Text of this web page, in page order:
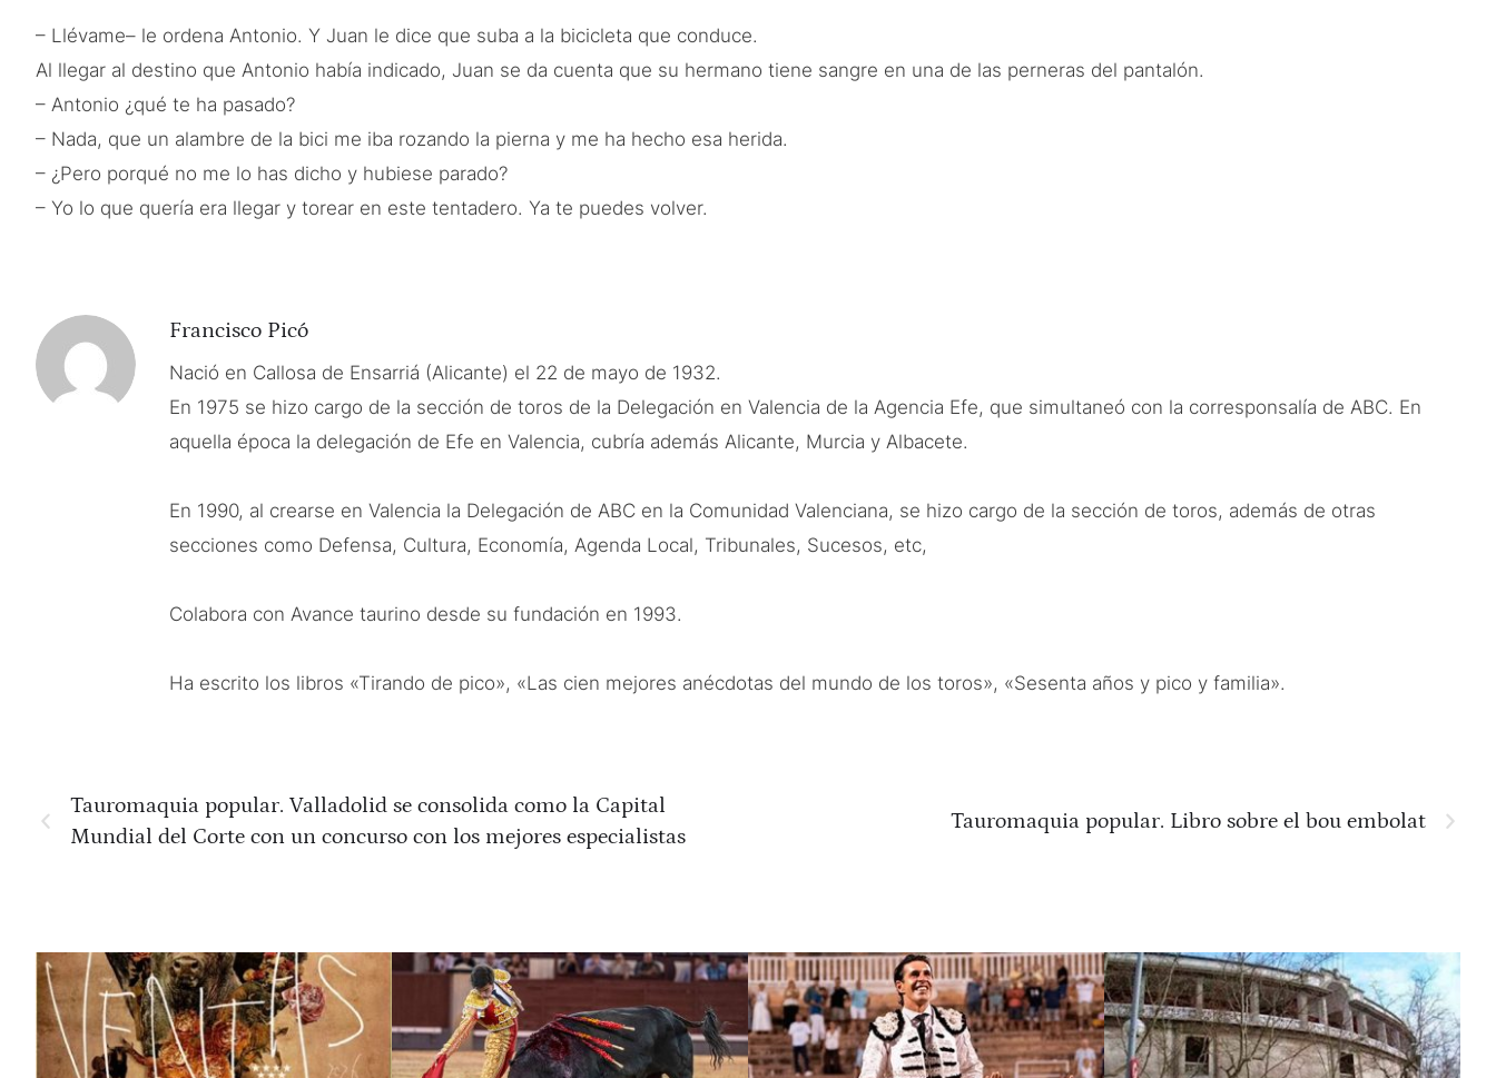
– Llévame– le ordena Antonio. Y Juan le dice que suba a la bicicleta que conduce.
Al llegar al destino que Antonio había indicado, Juan se da cuenta que su hermano tiene sangre en una de las perneras del pantalón.
– Antonio ¿qué te ha pasado?
– Nada, que un alambre de la bici me iba rozando la pierna y me ha hecho esa herida.
– ¿Pero porqué no me lo has dicho y hubiese parado?
– Yo lo que quería era llegar y torear en este tentadero. Ya te puedes volver.
Francisco Picó
Nació en Callosa de Ensarriá (Alicante) el 22 de mayo de 1932.
En 1975 se hizo cargo de la sección de toros de la Delegación en Valencia de la Agencia Efe, que simultaneó con la corresponsalía de ABC. En
aquella época la delegación de Efe en Valencia, cubría además Alicante, Murcia y Albacete.
En 1990, al crearse en Valencia la Delegación de ABC en la Comunidad Valenciana, se hizo cargo de la sección de toros, además de otras
secciones como Defensa, Cultura, Economía, Agenda Local, Tribunales, Sucesos, etc,
Colabora con Avance taurino desde su fundación en 1993.
Ha escrito los libros «Tirando de pico», «Las cien mejores anécdotas del mundo de los toros», «Sesenta años y pico y familia».
Tauromaquia popular. Valladolid se consolida como la Capital
Mundial del Corte con un concurso con los mejores especialistas
Tauromaquia popular. Libro sobre el bou embolat